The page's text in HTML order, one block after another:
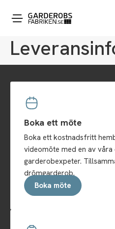
Boka ett möte
Boka ett kostnadsfritt
videomöte med en av våra
garderobexpeter.
drömgarderob.
Boka möte